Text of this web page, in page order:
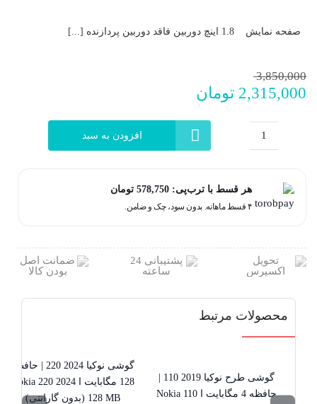
صفحه نمایش 1.8 اینچ دوربین فاقد دوربین پردازنده [...]
3,850,000
قیمت
اصلی:
3,850,000 تومان
2,315,000 تومان
قیمت
فعلی:
106
4
مگابایت
ا
Nokia
106
4
MB
افزودن به سبد
هر قسط با ترب‌پی: 578,750 تومان
۴ قسط ماهانه. بدون سود، چک و ضامن.
محصولات مرتبط
28% تخفیف
حافظه 4 مگابایت ا Nokia 110
گوشی نوکیا 2024 220 | حافظه
128 مگابایت ا Nokia 220 2024
128 MB (بدون گارانتی)